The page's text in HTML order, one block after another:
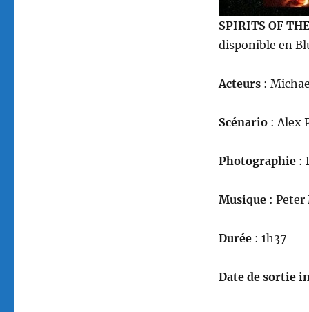
SPIRITS OF
disponible en
Acteurs:
Scénario : Alex
Photographie:
Musique :
Durée: 1h37
Date de sortie